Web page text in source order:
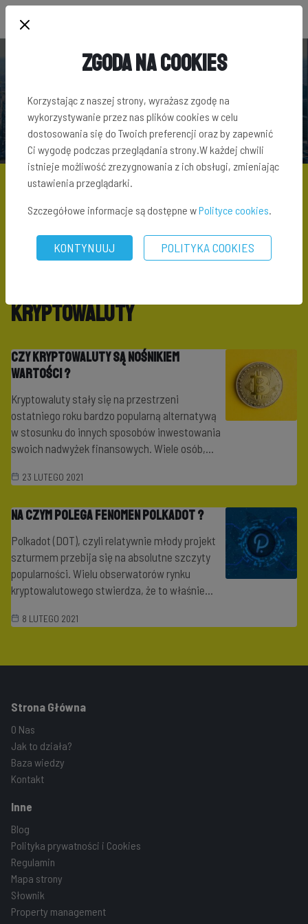
BLOG INWESTORA
\ KRYPTOWALUTY
Kryptowaluty
Czy kryptowaluty są nośnikiem
wartości ?
Kryptowaluty stały się na przestrzeni
ostatniego roku bardzo popularną alternatywą
w stosunku do innych sposobów inwestowania
swoich nadwyżek finansowych. Wiele osób,...
23 LUTEGO 2021
Na czym polega fenomen Polkadot ?
Polkadot (DOT), czyli relatywnie młody projekt
szturmem przebija się na absolutne szczyty
popularności. Wielu obserwatorów rynku
kryptowalutowego stwierdza, że to właśnie...
8 LUTEGO 2021
Strona Główna
O Nas
Jak to działa?
Baza wiedzy
Kontakt
Inne
Blog
Polityka prywatności i Cookies
Regulamin
Mapa strony
Słownik
Property management
Zgoda na Cookies
Korzystając z naszej strony, wyrażasz zgodę na
wykorzystywanie przez nas plików cookies w celu
dostosowania się do Twoich preferencji oraz by zapewnić
Ci wygodę podczas przeglądania strony.W każdej chwili
istnieje możliwość zrezygnowania z ich obsługi, zmieniając
ustawienia przeglądarki.
Szczegółowe informacje są dostępne wPolityce cookies.
KONTYNUUJ POLITYKA COOKIES